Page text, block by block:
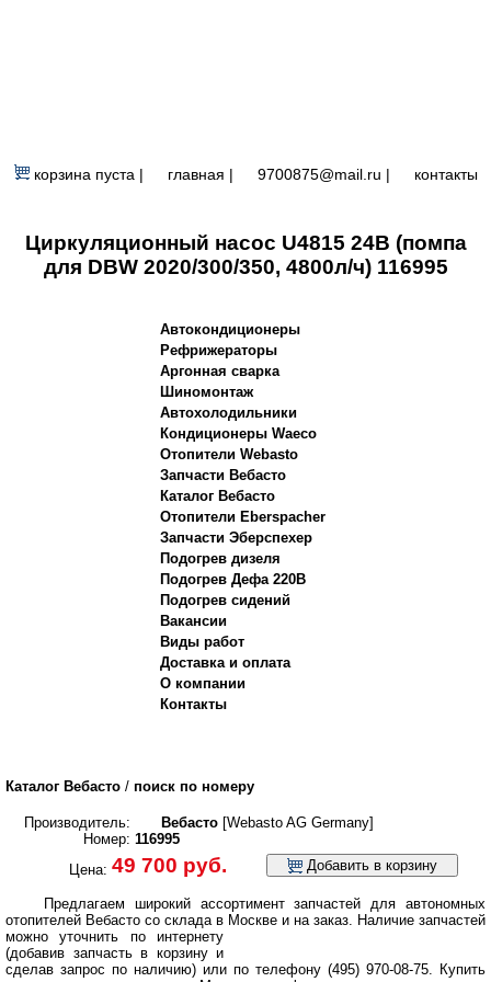
корзина пуста | главная | 9700875@mail.ru | контакты
Циркуляционный насос U4815 24В (помпа
для DBW 2020/300/350, 4800л/ч) 116995
Автокондиционеры
Рефрижераторы
Аргонная сварка
Шиномонтаж
Автохолодильники
Кондиционеры Waeco
Отопители Webasto
Запчасти Вебасто
Каталог Вебасто
Отопители Eberspacher
Запчасти Эберспехер
Подогрев дизеля
Подогрев Дефа 220В
Подогрев сидений
Вакансии
Виды работ
Доставка и оплата
О компании
Контакты
Каталог Вебасто / поиск по номеру
Производитель:
Номер:
Вебасто [Webasto AG Germany]
116995
Цена: 49 700 руб. Добавить в корзину
Предлагаем широкий ассортимент запчастей для автономных
отопителей Вебасто со склада в Москве и на заказ. Наличие запчастей
можно уточнить по интернету
(добавив запчасть в корзину и
сделав запрос по наличию) или по телефону (495) 970-08-75. Купить